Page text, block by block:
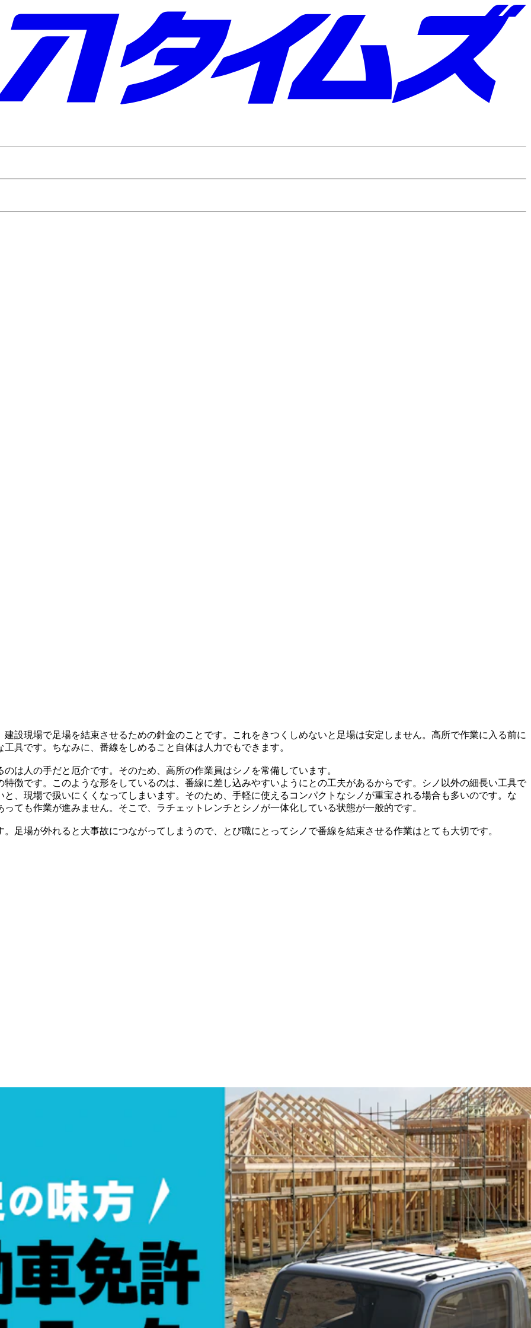
設現場で足場を結束させるための針金のことです。これをきつくしめないと足場は安定しません。高所で作業に入る前に
具です。ちなみに、番線をしめること自体は人力でもできます。
は人の手だと厄介です。そのため、高所の作業員はシノを常備しています。
徴です。このような形をしているのは、番線に差し込みやすいようにとの工夫があるからです。シノ以外の細長い工具で
、現場で扱いにくくなってしまいます。そのため、手軽に使えるコンパクトなシノが重宝される場合も多いのです。な
ても作業が進みません。そこで、ラチェットレンチとシノが一体化している状態が一般的です。
足場が外れると大事故につながってしまうので、とび職にとってシノで番線を結束させる作業はとても大切です。